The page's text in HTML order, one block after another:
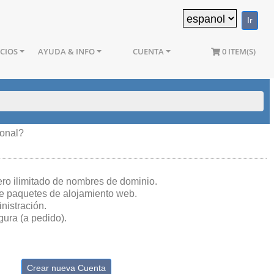
AYUDA & INFO CUENTA 0 ITEM(S)
ilimitado de nombres de dominio.
paquetes de alojamiento web.
(a pedido).
Crear nueva Cuenta